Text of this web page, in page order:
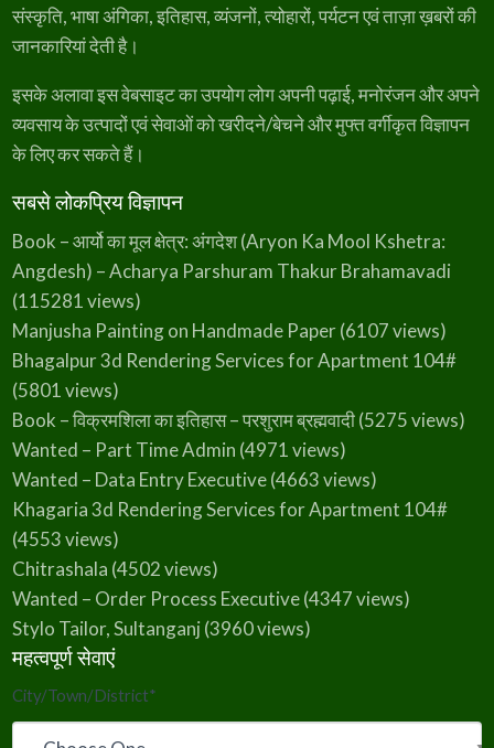
संस्कृति, भाषा अंगिका, इतिहास, व्यंजनों, त्योहारों, पर्यटन एवं ताज़ा ख़बरों की
जानकारियां देती है।
इसके अलावा इस वेबसाइट का उपयोग लोग अपनी पढ़ाई, मनोरंजन और अपने
व्यवसाय के उत्पादों एवं सेवाओं को खरीदने/बेचने और मुफ्त वर्गीकृत विज्ञापन
के लिए कर सकते हैं।
सबसे लोकप्रिय विज्ञापन
Book – आर्यो का मूल क्षेत्र: अंगदेश (Aryon Ka Mool Kshetra:
Angdesh) – Acharya Parshuram Thakur Brahamavadi
(115281 views)
Manjusha Painting on Handmade Paper(6107 views)
Bhagalpur 3d Rendering Services for Apartment 104#
(5801 views)
Book – विक्रमशिला का इतिहास – परशुराम ब्रह्मवादी(5275 views)
Wanted – Part Time Admin (4971 views)
Wanted – Data Entry Executive(4663 views)
Khagaria 3d Rendering Services for Apartment 104#
(4553 views)
Chitrashala (4502 views)
Wanted – Order Process Executive(4347 views)
Stylo Tailor, Sultanganj (3960 views)
महत्वपूर्ण सेवाएं
City/Town/District*